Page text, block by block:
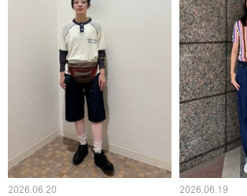
2026.06.20 2026.06.19